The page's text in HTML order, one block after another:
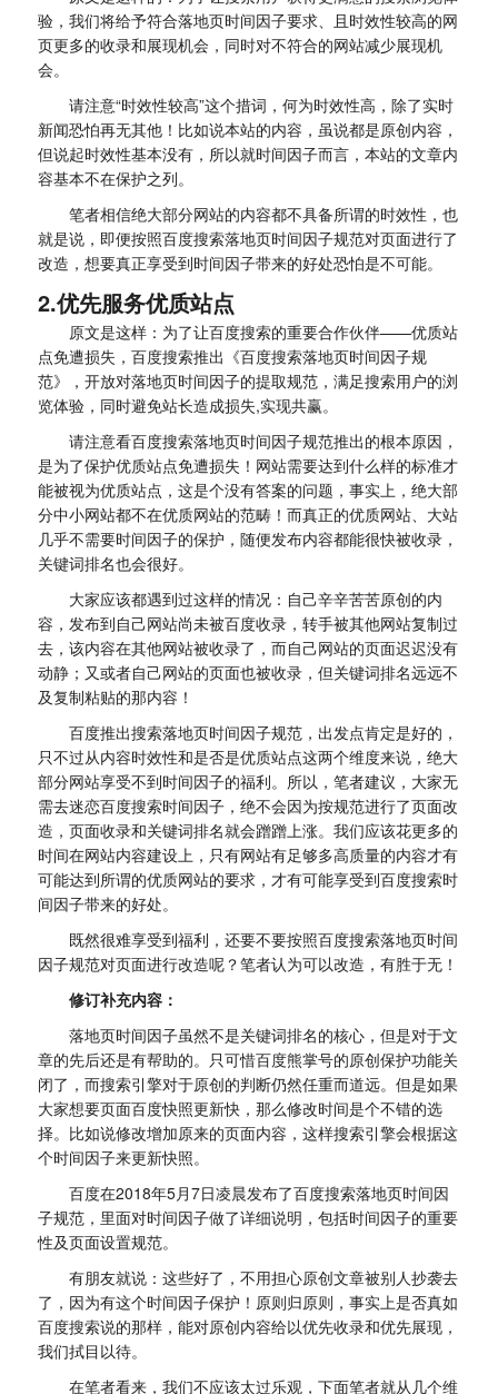
验，我们将给予符合落地页时间因子要求、且时效性较高的网
页更多的收录和展现机会，同时对不符合的网站减少展现机
会。
请注意“时效性较高”这个措词，何为时效性高，除了实时
新闻恐怕再无其他！比如说本站的内容，虽说都是原创内容，
但说起时效性基本没有，所以就时间因子而言，本站的文章内
容基本不在保护之列。
笔者相信绝大部分网站的内容都不具备所谓的时效性，也
就是说，即便按照百度搜索落地页时间因子规范对页面进行了
改造，想要真正享受到时间因子带来的好处恐怕是不可能。
2.优先服务优质站点
原文是这样：为了让百度搜索的重要合作伙伴——优质站
点免遭损失，百度搜索推出《百度搜索落地页时间因子规
范》，开放对落地页时间因子的提取规范，满足搜索用户的浏
览体验，同时避免站长造成损失,实现共赢。
请注意看百度搜索落地页时间因子规范推出的根本原因，
是为了保护优质站点免遭损失！网站需要达到什么样的标准才
能被视为优质站点，这是个没有答案的问题，事实上，绝大部
分中小网站都不在优质网站的范畴！而真正的优质网站、大站
几乎不需要时间因子的保护，随便发布内容都能很快被收录，
关键词排名也会很好。
大家应该都遇到过这样的情况：自己辛辛苦苦原创的内
容，发布到自己网站尚未被百度收录，转手被其他网站复制过
去，该内容在其他网站被收录了，而自己网站的页面迟迟没有
动静；又或者自己网站的页面也被收录，但关键词排名远远不
及复制粘贴的那内容！
百度推出搜索落地页时间因子规范，出发点肯定是好的，
只不过从内容时效性和是否是优质站点这两个维度来说，绝大
部分网站享受不到时间因子的福利。所以，笔者建议，大家无
需去迷恋百度搜索时间因子，绝不会因为按规范进行了页面改
造，页面收录和关键词排名就会蹭蹭上涨。我们应该花更多的
时间在网站内容建设上，只有网站有足够多高质量的内容才有
可能达到所谓的优质网站的要求，才有可能享受到百度搜索时
间因子带来的好处。
既然很难享受到福利，还要不要按照百度搜索落地页时间
因子规范对页面进行改造呢？笔者认为可以改造，有胜于无！
修订补充内容：
落地页时间因子虽然不是关键词排名的核心，但是对于文
章的先后还是有帮助的。只可惜百度熊掌号的原创保护功能关
闭了，而搜索引擎对于原创的判断仍然任重而道远。但是如果
大家想要页面百度快照更新快，那么修改时间是个不错的选
择。比如说修改增加原来的页面内容，这样搜索引擎会根据这
个时间因子来更新快照。
百度在2018年5月7日凌晨发布了百度搜索落地页时间因
子规范，里面对时间因子做了详细说明，包括时间因子的重要
性及页面设置规范。
有朋友就说：这些好了，不用担心原创文章被别人抄袭去
了，因为有这个时间因子保护！原则归原则，事实上是否真如
百度搜索说的那样，能对原创内容给以优先收录和优先展现，
我们拭目以待。
在笔者看来，我们不应该太过乐观，下面笔者就从几个维